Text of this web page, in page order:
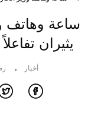
ساعة وهاتف
يثيران
أخبار